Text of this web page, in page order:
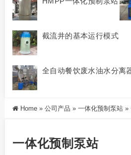
截流井的基本运行模式
全自动餐饮废水油水分离
Home » 公司产品 » 一体化预制泵站 »
一体化预制泵站